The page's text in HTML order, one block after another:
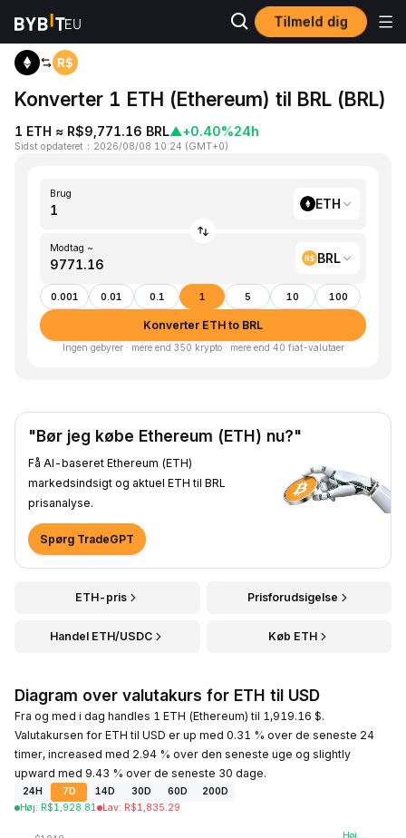
Tilmeld dig
Hjem ETH to BRL
Konverter 1 ETH (Ethereum) til BRL (BRL)
1 ETH ≈ R$9,771.16 BRL▲+0.40%24h
Sidst opdateret ： 2026/08/08 10:24 (GMT+0)
Brug
ETH
Modtag ~
BRL
0.001 0.01 0.1 1 5 10 100
Konverter ETH to BRL
Ingen gebyrer · mere end 350 krypto · mere end 40 fiat-valutaer
"Bør jeg købe Ethereum (ETH) nu?"
Få AI-baseret Ethereum (ETH)
markedsindsigt og aktuel ETH til BRL
prisanalyse.
Spørg TradeGPT
ETH-pris Prisforudsigelse
Handel ETH/USDC Køb ETH
Diagram over valutakurs for ETH til USD
Fra og med i dag handles 1 ETH (Ethereum) til 1,919.16 $.
Valutakursen for ETH til USD er up med 0.31 % over de seneste 24
timer, increased med 2.94 % over den seneste uge og slightly
upward med 9.43 % over de seneste 30 dage.
24H 7D 14D 30D 60D
200D
Høj: R$1,928.81 Lav: R$1,835.29